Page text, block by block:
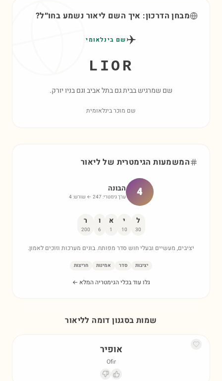
מבחן הדרכון: איך השם ליאור נשמע בחו״ל?
✈️שם בינלאומי
LIOR
שם שמרגיש בבית גם בתל אביב וגם בניו יורק.
שם מוכר בינלאומית
המשמעות הגימטרית שלליאור
4 הבונה
ערך גימטרי: 247 ← שורש: 4
ל
30
י
10
א
1
ו
6
ר
200
יציבים, מעשיים ובעלי חוש סדר מפותח. בונים מערכות וזוכים לאמון.
יציבות סדר אמינות חריצות
גלו עוד בכלי הגימטריה המלא ←
שמות בסגנון דומה לליאור
אופיר
Ofir